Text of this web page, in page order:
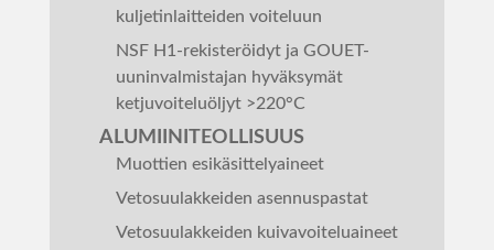
kuljetinlaitteiden voiteluun
NSF H1-rekisteröidyt ja GOUET-
uuninvalmistajan hyväksymät
ketjuvoiteluöljyt >220°C
ALUMIINITEOLLISUUS
Muottien esikäsittelyaineet
Vetosuulakkeiden asennuspastat
Vetosuulakkeiden kuivavoiteluaineet